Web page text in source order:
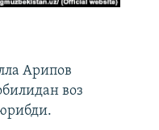
Арипов
воз